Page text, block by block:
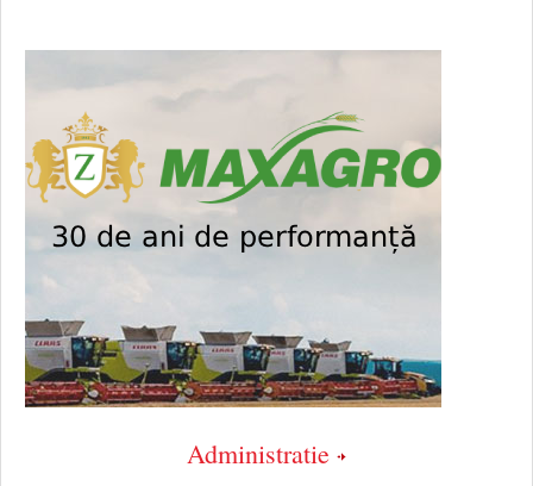
Administratie